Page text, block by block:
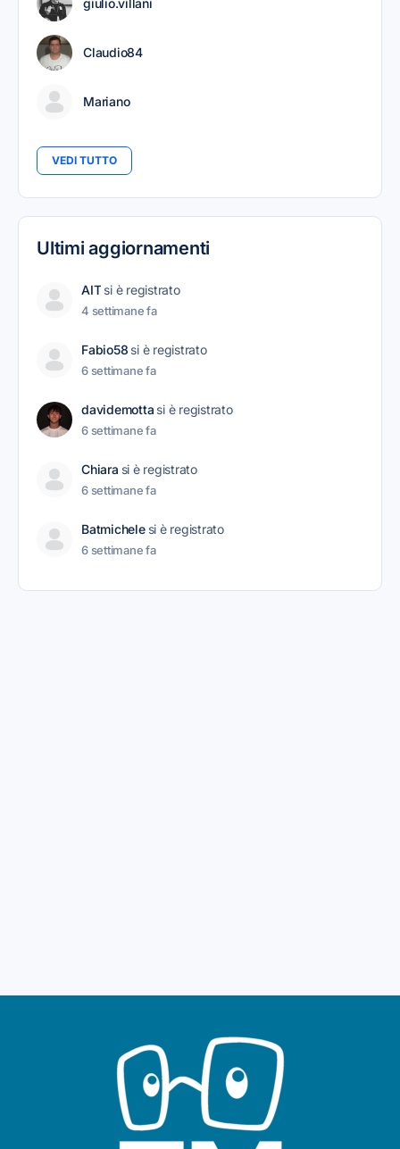
giulio.villani
Claudio84
Mariano
VEDI TUTTO
Ultimi aggiornamenti
AIT si è registrato
4 settimane fa
Fabio58 si è registrato
6 settimane fa
davidemotta si è registrato
6 settimane fa
Chiara si è registrato
6 settimane fa
Batmichele si è registrato
6 settimane fa